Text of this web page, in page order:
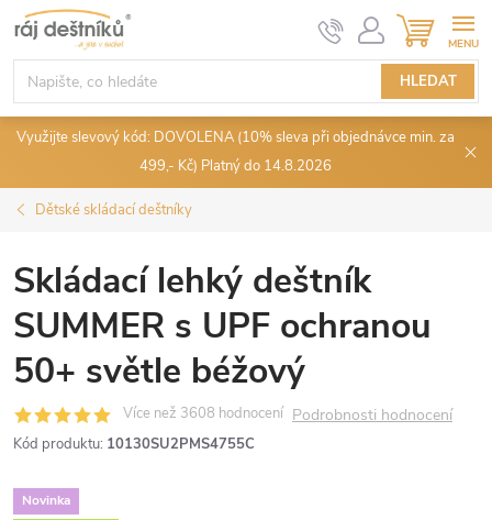
Přejít
na
obsah
HLEDAT
KOŠÍK
Využijte slevový kód: DOVOLENA (10% sleva při objednávce min. za
499,- Kč) Platný do 14.8.2026
Dětské skládací deštníky
Skládací lehký deštník
SUMMER s UPF ochranou
50+ světle béžový
Podrobnosti hodnocení
Kód produktu: 10130SU2PMS4755C
Novinka